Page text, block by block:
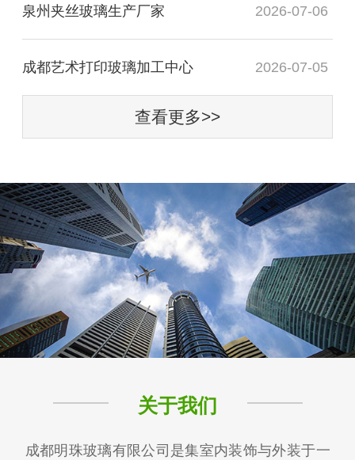
泉州夹丝玻璃生产厂家 2026-07-06
成都艺术打印玻璃加工中心 2026-07-05
查看更多>>
关于我们
成都明珠玻璃有限公司是集室内装饰与外装于一